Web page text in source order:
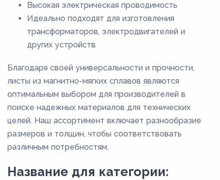
Высокая электрическая проводимость
Идеально подходят для изготовления
трансформаторов, электродвигателей и
других устройств
Благодаря своей универсальности и прочности,
листы из магнитно-мягких сплавов являются
оптимальным выбором для производителей в
поиске надежных материалов для технических
целей. Наш ассортимент включает разнообразие
размеров и толщин, чтобы соответствовать
различным потребностям.
Название для категории: